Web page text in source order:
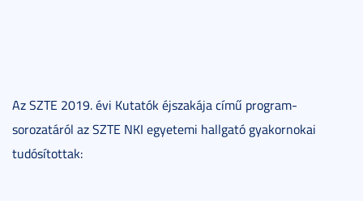
Az SZTE 2019. évi Kutatók éjszakája című program-
sorozatáról az SZTE NKI egyetemi hallgató gyakornokai
tudósítottak: